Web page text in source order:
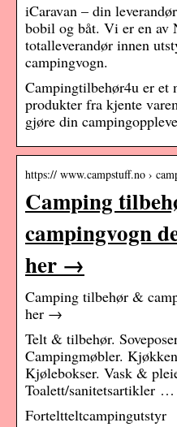
iCaravan – din
bobil og båt. Vi er en av
totalleverandør innen
campingvogn.
Campingtilbehør4u er et
produkter fra kjente
gjøre din
https:// www.campstuff.no ›
Camping
campingvogn
her →
Camping tilbehør &
her →
Telt & tilbehør.
Campingmøbler.
Kjølebokser. Vask &
Toalett/sanitetsartikler …
Forteltteltcampingutstyr